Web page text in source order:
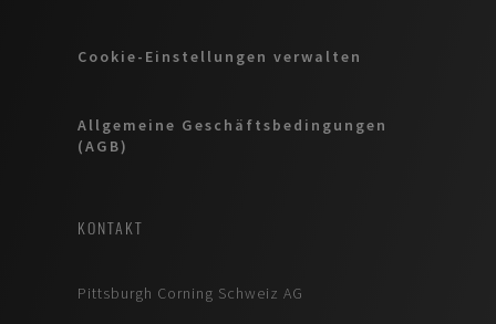
Cookie-Einstellungen verwalten
Allgemeine Geschäftsbedingungen
(AGB)
KONTAKT
Pittsburgh Corning Schweiz AG